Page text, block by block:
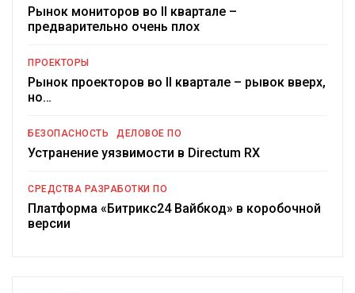
Рынок мониторов во II квартале –
предварительно очень плох
ПРОЕКТОРЫ
Рынок проекторов во II квартале – рывок вверх,
но…
БЕЗОПАСНОСТЬ ДЕЛОВОЕ ПО
Устранение уязвимости в Directum RX
СРЕДСТВА РАЗРАБОТКИ ПО
Платформа «Битрикс24 Вайбкод» в коробочной
версии